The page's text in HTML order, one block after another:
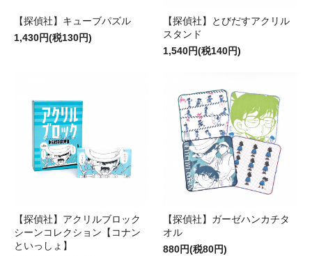
【探偵社】キューブパズル
1,430円(税130円)
【探偵社】とびだすアクリル
スタンド
1,540円(税140円)
【探偵社】アクリルブロック
シーンコレクション【コナン
といっしょ】
【探偵社】ガーゼハンカチタ
オル
880円(税80円)